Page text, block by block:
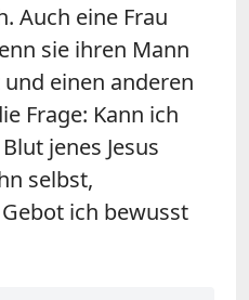
Auch eine Frau
sie ihren Mann
einen anderen
Frage: Kann ich
jenes Jesus
selbst,
ich bewusst